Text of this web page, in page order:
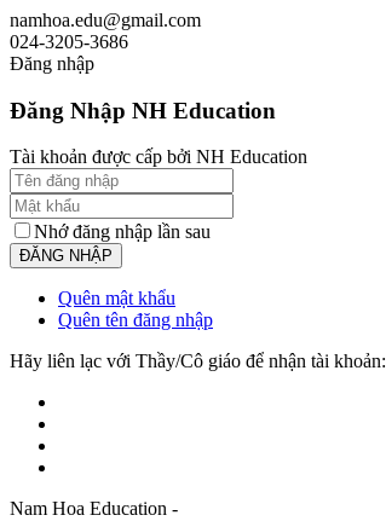
namhoa.edu@gmail.com
024-3205-3686
Đăng nhập
Đăng Nhập NH Education
Tài khoản được cấp bởi NH Education
Nhớ đăng nhập lần sau
Quên mật khẩu
Quên tên đăng nhập
Hãy liên lạc với Thầy/Cô giáo để nhận tài khoản:
Nam Hoa Education -